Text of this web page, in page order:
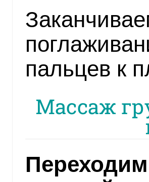
пальцев к
Массаж